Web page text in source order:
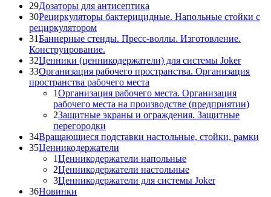
29Дозаторы для антисептика
30Рециркуляторы бактерицидные. Напольные стойки с
рециркулятором
31Баннерные стенды. Пресс-воллы. Изготовление.
Конструирование.
32Ценники (ценникодержатели) для системы Joker
33Организация рабочего пространства. Организация
пространства рабочего места
1Организация рабочего места. Организация
рабочего места на производстве (предприятии)
2Защитные экраны и ограждения. Защитные
перегородки
34Вращающиеся подставки настольные, стойки, рамки
35Ценникодержатели
1Ценникодержатели напольные
2Ценникодержатели настольные
3Ценникодержатели для системы Joker
36Новинки